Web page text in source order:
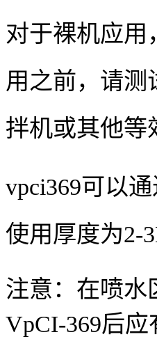
对于裸机应用
用之前，请测
拌机或其他等
vpci369可以
使用厚度为2-
注意：在喷水
VpCI-369后应